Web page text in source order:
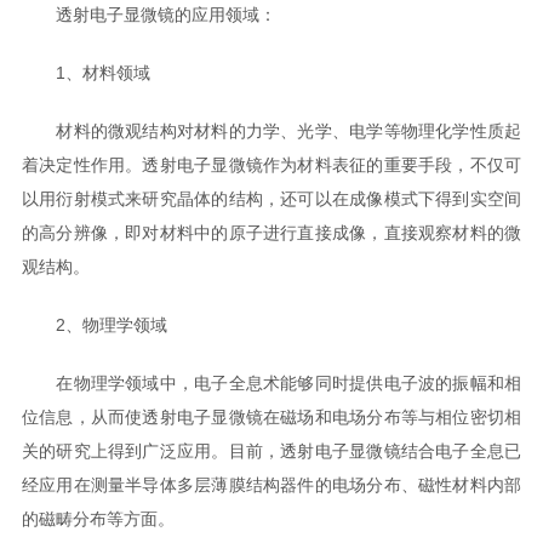
透射电子显微镜的应用领域：
1、材料领域
材料的微观结构对材料的力学、光学、电学等物理化学性质起
着决定性作用。透射电子显微镜作为材料表征的重要手段，不仅可
以用衍射模式来研究晶体的结构，还可以在成像模式下得到实空间
的高分辨像，即对材料中的原子进行直接成像，直接观察材料的微
观结构。
2、物理学领域
在物理学领域中，电子全息术能够同时提供电子波的振幅和相
位信息，从而使透射电子显微镜在磁场和电场分布等与相位密切相
关的研究上得到广泛应用。目前，透射电子显微镜结合电子全息已
经应用在测量半导体多层薄膜结构器件的电场分布、磁性材料内部
的磁畴分布等方面。